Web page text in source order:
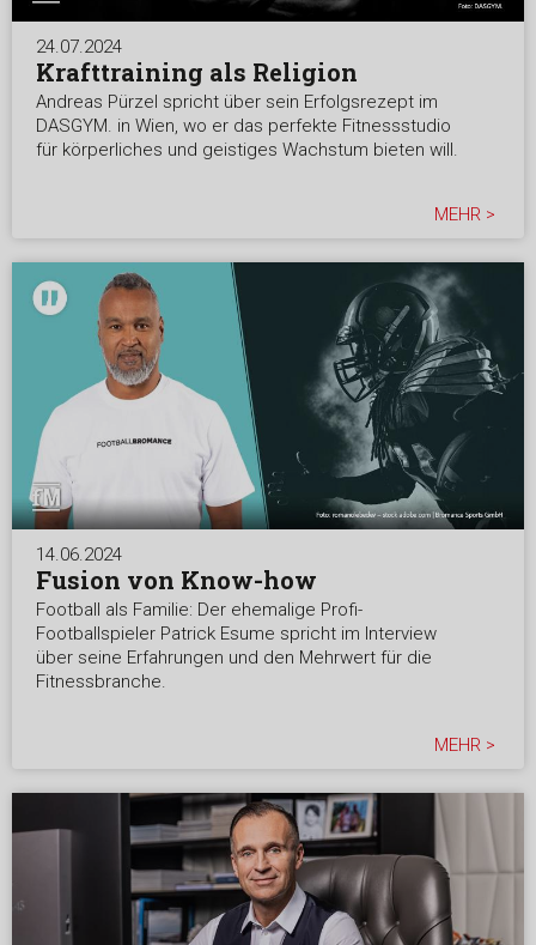
24.07.2024
Krafttraining als Religion
Andreas Pürzel spricht über sein Erfolgsrezept im
DASGYM. in Wien, wo er das perfekte Fitnessstudio
für körperliches und geistiges Wachstum bieten will.
MEHR >
14.06.2024
Fusion von Know-how
Football als Familie: Der ehemalige Profi-
Footballspieler Patrick Esume spricht im Interview
über seine Erfahrungen und den Mehrwert für die
Fitnessbranche.
MEHR >